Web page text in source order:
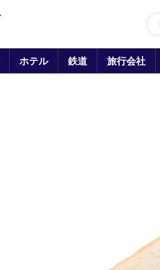
ホテル 鉄道 旅行会社